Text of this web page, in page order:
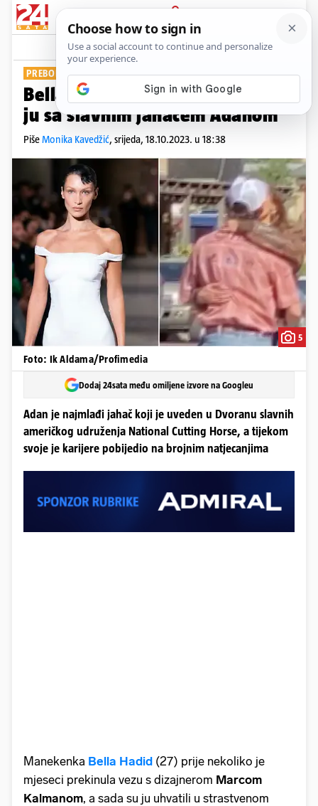
PRIJAVA
Show Komentari
PREBOLJELA BIVŠEG
Bella Hadid opet ljubi: Uhvatili
ju sa slavnim jahačem Adanom
PišeMonika Kavedžić, srijeda, 18.10.2023. u 18:38
5
Foto: Ik Aldama/Profimedia
Dodaj 24sata među omiljene izvore na Googleu
Adan je najmlađi jahač koji je uveden u Dvoranu slavnih
američkog udruženja National Cutting Horse, a tijekom
svoje je karijere pobijedio na brojnim natjecanjima
Manekenka Bella Hadid (27) prije nekoliko je
mjeseci prekinula vezu s dizajnerom Marcom
Kalmanom, a sada su ju uhvatili u strastvenom